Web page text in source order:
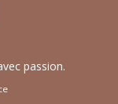
passion.